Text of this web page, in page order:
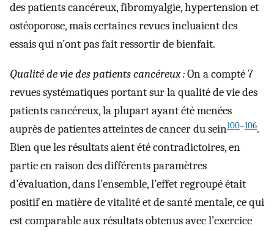
des patients cancéreux, fibromyalgie, hypertension et
ostéoporose, mais certaines revues incluaient des
essais qui n’ont pas fait ressortir de bienfait.
Qualité de vie des patients cancéreux :On a compté 7
revues systématiques portant sur la qualité de vie des
patients cancéreux, la plupart ayant été menées
auprès de patientes atteintes de cancer du sein100–106.
Bien que les résultats aient été contradictoires, en
partie en raison des différents paramètres
d’évaluation, dans l’ensemble, l’effet regroupé était
positif en matière de vitalité et de santé mentale, ce qui
est comparable aux résultats obtenus avec l’exercice